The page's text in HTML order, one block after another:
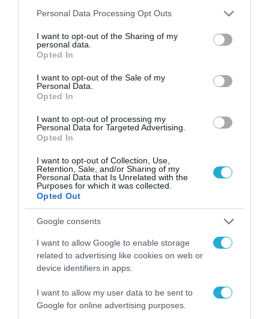
Please note that this website/app uses one or more Google
not limited to your visit or usage behaviour. You may click to
grant or deny consent to Google and its third-party tags to
use your data for below specified purposes in below Google
consent section.
Personal Data Processing Opt Outs
I want to opt-out of the Sharing of my
personal data.
Opted In
I want to opt-out of the Sale of my
Personal Data.
Opted In
I want to opt-out of processing my
Personal Data for Targeted Advertising.
Opted In
I want to opt-out of Collection, Use,
Retention, Sale, and/or Sharing of my
Personal Data that Is Unrelated with the
Purposes for which it was collected.
Opted Out
Google consents
I want to allow Google to enable storage
related to advertising like cookies on web or
device identifiers in apps.
I want to allow my user data to be sent to
Google for online advertising purposes.
ΡΟΗ ΕΙΔΗΣΕΩΝ
Το χρηματοδοτούμενο
από την ΕΕ έργο “The
Gaming Police”
ενισχύει την ασφάλεια
των παιδιών στο
διαδίκτυο
31.07.2026
ΑΑΔΕ: Διευκρινίσεις
για τα πρόστιμα σε
αφορούν τους ΦΗΜ
31.07.2026
Σ. Καλαφάτης: «Η
Τεχνητή Νοημοσύνη
δεν είναι απλώς μια
νέα τεχνολογία, είναι
μια νέα βιομηχανική
επανάσταση»
Νέος οδηγός του ΕΚΤ
για τη χρηματοδότηση
των ελληνικών
επιχειρήσεων στον
χώρο της άμυνας
31.07.2026